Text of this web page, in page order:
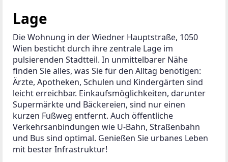
Lage
Die Wohnung in der Wiedner Hauptstraße, 1050
Wien besticht durch ihre zentrale Lage im
pulsierenden Stadtteil. In unmittelbarer Nähe
finden Sie alles, was Sie für den Alltag benötigen:
Ärzte, Apotheken, Schulen und Kindergärten sind
leicht erreichbar. Einkaufsmöglichkeiten, darunter
Supermärkte und Bäckereien, sind nur einen
kurzen Fußweg entfernt. Auch öffentliche
Verkehrsanbindungen wie U-Bahn, Straßenbahn
und Bus sind optimal. Genießen Sie urbanes Leben
mit bester Infrastruktur!